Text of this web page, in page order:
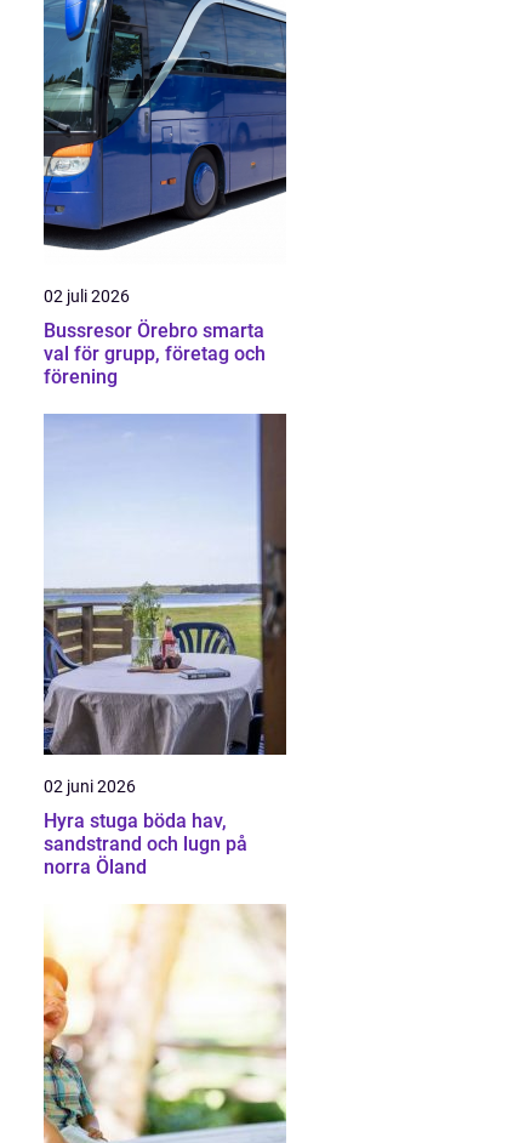
02 juli 2026
Bussresor Örebro smarta
val för grupp, företag och
förening
02 juni 2026
Hyra stuga böda hav,
sandstrand och lugn på
norra Öland